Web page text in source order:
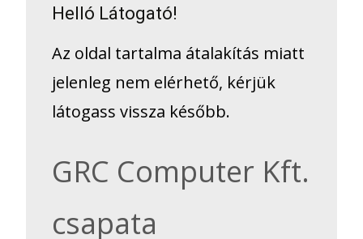
Helló Látogató!
Az oldal tartalma átalakítás miatt
jelenleg nem elérhető, kérjük
látogass vissza később.
GRC Computer Kft.
csapata